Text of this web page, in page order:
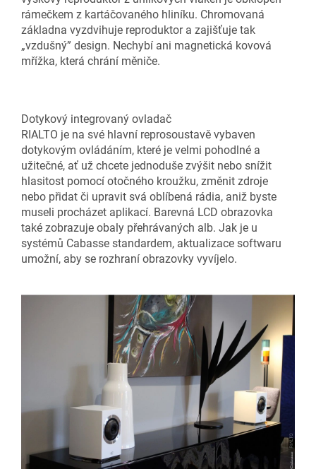
rámečkem z kartáčovaného hliníku. Chromovaná
základna vyzdvihuje reproduktor a zajišťuje tak
„vzdušný” design. Nechybí ani magnetická kovová
mřížka, která chrání měniče.
Dotykový integrovaný ovladač
RIALTO je na své hlavní reprosoustavě vybaven
dotykovým ovládáním, které je velmi pohodlné a
užitečné, ať už chcete jednoduše zvýšit nebo snížit
hlasitost pomocí otočného kroužku, změnit zdroje
nebo přidat či upravit svá oblíbená rádia, aniž byste
museli procházet aplikací. Barevná LCD obrazovka
také zobrazuje obaly přehrávaných alb. Jak je u
systémů Cabasse standardem, aktualizace softwaru
umožní, aby se rozhraní obrazovky vyvíjelo.